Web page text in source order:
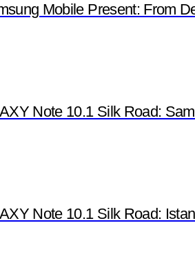
Mobile Present: From
Note 10.1 Silk Road:
Note 10.1 Silk Road: